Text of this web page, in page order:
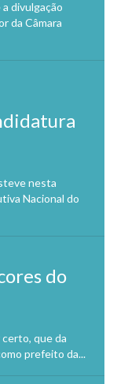
divulgação
da Câmara
nesta
Nacional do
do
que da
prefeito da...